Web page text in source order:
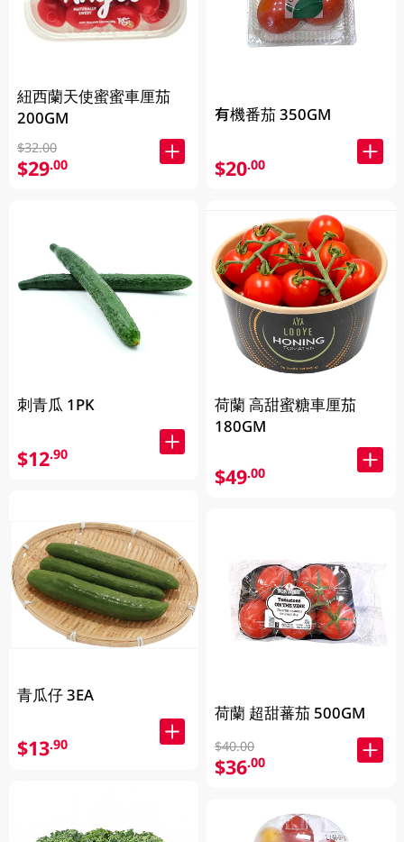
紐西蘭天使蜜蜜車厘茄
200GM
$32.00
$29.00
刺青瓜 1PK
$12.90
青瓜仔 3EA
$13.90
有機番茄 350GM
$20.00
荷蘭 高甜蜜糖車厘茄
180GM
$49.00
荷蘭 超甜蕃茄 500GM
$40.00
$36.00